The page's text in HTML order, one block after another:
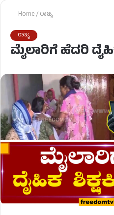
Home/ರಾಜ್ಯ
ರಾಜ್ಯ
ಮೈಲಾರಿಗೆ ಹೆದರಿ